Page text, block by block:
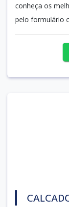
conheça os
pelo formulário